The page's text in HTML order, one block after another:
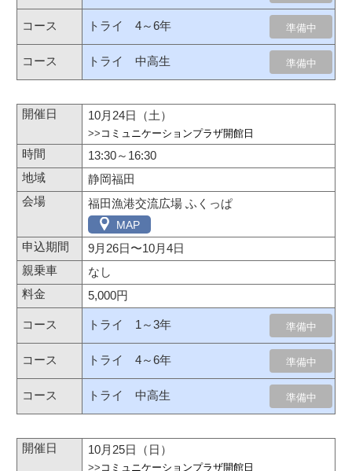
トライ 4～6年 準備中
トライ 中高生 準備中
10月24日（土）
>> コミュニケーションプラザ開館日
13:30～16:30
静岡福田
福田漁港交流広場 ふくっぱ
MAP
9月26日〜10月4日
なし
5,000円
トライ 1～3年 準備中
トライ 4～6年 準備中
トライ 中高生 準備中
10月25日（日）
>> コミュニケーションプラザ開館日